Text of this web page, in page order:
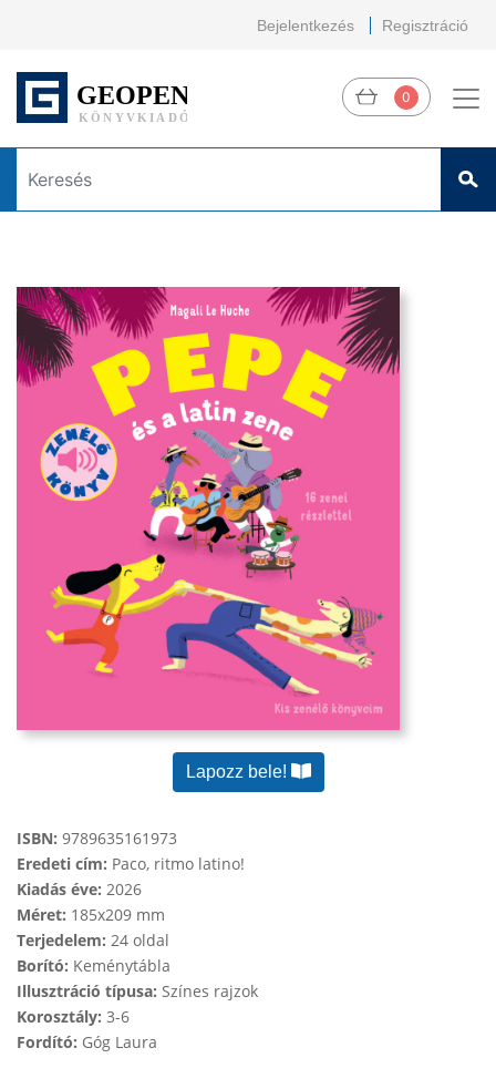
Bejelentkezés Regisztráció
0
Lapozz bele!
ISBN: 9789635161973
Eredeti cím: Paco, ritmo latino!
Kiadás éve: 2026
Méret: 185x209 mm
Terjedelem: 24 oldal
Borító: Keménytábla
Illusztráció típusa: Színes rajzok
Korosztály: 3-6
Fordító: Góg Laura